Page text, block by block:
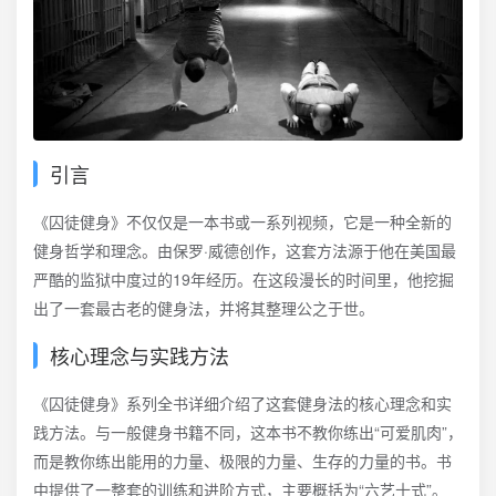
引言
《囚徒健身》不仅仅是一本书或一系列视频，它是一种全新的
健身哲学和理念。由保罗·威德创作，这套方法源于他在美国最
严酷的监狱中度过的19年经历。在这段漫长的时间里，他挖掘
出了一套最古老的健身法，并将其整理公之于世。
核心理念与实践方法
《囚徒健身》系列全书详细介绍了这套健身法的核心理念和实
践方法。与一般健身书籍不同，这本书不教你练出“可爱肌肉”，
而是教你练出能用的力量、极限的力量、生存的力量的书。书
中提供了一整套的训练和进阶方式，主要概括为“六艺十式”。